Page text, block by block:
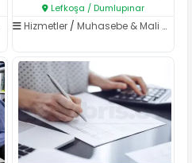
Lefkoşa / Dumlupınar
Hizmetler /Muhasebe & Mali Müşavirlik